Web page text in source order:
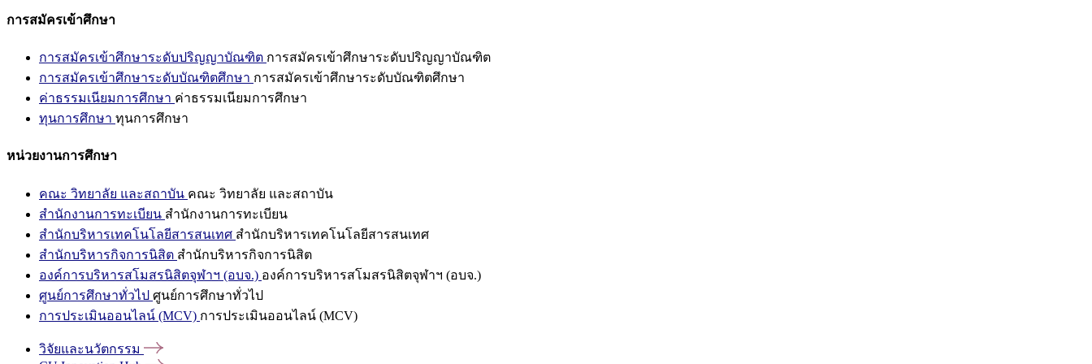
การสมัครเข้าศึกษา
การสมัครเข้าศึกษาระดับปริญญาบัณฑิต การสมัครเข้าศึกษาระดับปริญญาบัณฑิต
การสมัครเข้าศึกษาระดับบัณฑิตศึกษา การสมัครเข้าศึกษาระดับบัณฑิตศึกษา
ค่าธรรมเนียมการศึกษา ค่าธรรมเนียมการศึกษา
ทุนการศึกษา ทุนการศึกษา
หน่วยงานการศึกษา
คณะ วิทยาลัย และสถาบัน คณะ วิทยาลัย และสถาบัน
สำนักงานการทะเบียน สำนักงานการทะเบียน
สำนักบริหารเทคโนโลยีสารสนเทศ สำนักบริหารเทคโนโลยีสารสนเทศ
สำนักบริหารกิจการนิสิต สำนักบริหารกิจการนิสิต
องค์การบริหารสโมสรนิสิตจุฬาฯ (อบจ.) องค์การบริหารสโมสรนิสิตจุฬาฯ (อบจ.)
ศูนย์การศึกษาทั่วไป ศูนย์การศึกษาทั่วไป
การประเมินออนไลน์ (MCV) การประเมินออนไลน์ (MCV)
วิจัยและนวัตกรรม